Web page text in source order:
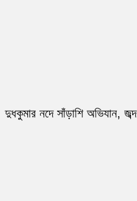
দুধকুমার নদে সাঁড়াশি অভিযান,